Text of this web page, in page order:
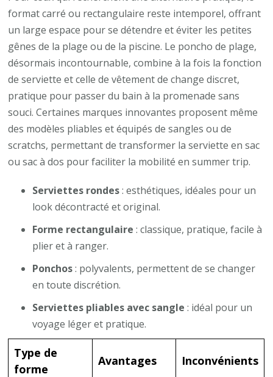
format carré ou rectangulaire reste intemporel, offrant
un large espace pour se détendre et éviter les petites
gênes de la plage ou de la piscine. Le poncho de plage,
désormais incontournable, combine à la fois la fonction
de serviette et celle de vêtement de change discret,
pratique pour passer du bain à la promenade sans
souci. Certaines marques innovantes proposent même
des modèles pliables et équipés de sangles ou de
scratchs, permettant de transformer la serviette en sac
ou sac à dos pour faciliter la mobilité en summer trip.
Serviettes rondes: esthétiques, idéales pour un
look décontracté et original.
Forme rectangulaire : classique, pratique, facile à
plier et à ranger.
Ponchos: polyvalents, permettent de se changer
en toute discrétion.
Serviettes pliables avec sangle : idéal pour un
voyage léger et pratique.
Type de
forme
Avantages Inconvénients